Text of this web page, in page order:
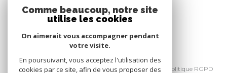
Nos honoraires
Mentions légales
Politique RGPD
Comme beaucoup, notre site
utilise les cookies
On aimerait vous accompagner pendant
votre visite.
En poursuivant, vous acceptez l'utilisation des
cookies par ce site, afin de vous proposer des